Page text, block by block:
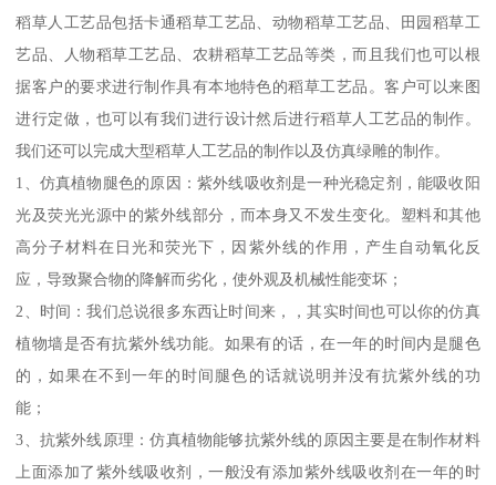
稻草人工艺品包括卡通稻草工艺品、动物稻草工艺品、田园稻草工
艺品、人物稻草工艺品、农耕稻草工艺品等类，而且我们也可以根
据客户的要求进行制作具有本地特色的稻草工艺品。客户可以来图
进行定做，也可以有我们进行设计然后进行稻草人工艺品的制作。
我们还可以完成大型稻草人工艺品的制作以及仿真绿雕的制作。
1、仿真植物腿色的原因：紫外线吸收剂是一种光稳定剂，能吸收阳
光及荧光光源中的紫外线部分，而本身又不发生变化。塑料和其他
高分子材料在日光和荧光下，因紫外线的作用，产生自动氧化反
应，导致聚合物的降解而劣化，使外观及机械性能变坏；
2、时间：我们总说很多东西让时间来，，其实时间也可以你的仿真
植物墙是否有抗紫外线功能。如果有的话，在一年的时间内是腿色
的，如果在不到一年的时间腿色的话就说明并没有抗紫外线的功
能；
3、抗紫外线原理：仿真植物能够抗紫外线的原因主要是在制作材料
上面添加了紫外线吸收剂，一般没有添加紫外线吸收剂在一年的时